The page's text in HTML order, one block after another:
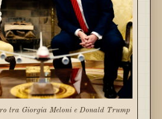
tra Giorgia Meloni e Donald Trump